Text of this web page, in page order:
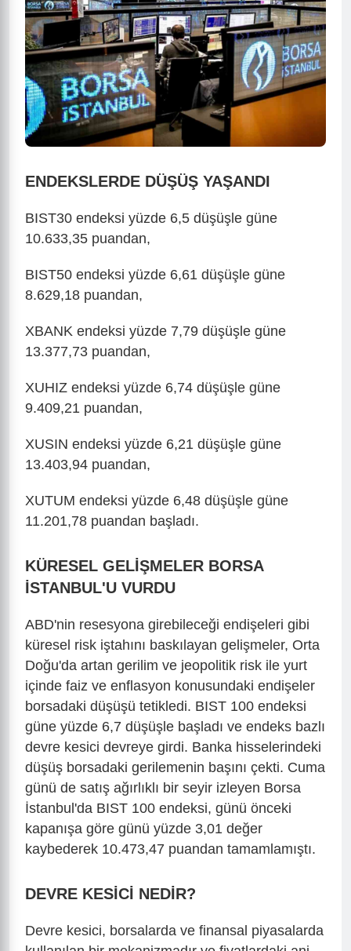
ENDEKSLERDE DÜŞÜŞ YAŞANDI
BIST30 endeksi yüzde 6,5 düşüşle güne
10.633,35 puandan,
BIST50 endeksi yüzde 6,61 düşüşle güne
8.629,18 puandan,
XBANK endeksi yüzde 7,79 düşüşle güne
13.377,73 puandan,
XUHIZ endeksi yüzde 6,74 düşüşle güne
9.409,21 puandan,
XUSIN endeksi yüzde 6,21 düşüşle güne
13.403,94 puandan,
XUTUM endeksi yüzde 6,48 düşüşle güne
11.201,78 puandan başladı.
KÜRESEL GELİŞMELER BORSA
İSTANBUL'U VURDU
ABD'nin resesyona girebileceği endişeleri gibi
küresel risk iştahını baskılayan gelişmeler, Orta
Doğu'da artan gerilim ve jeopolitik risk ile yurt
içinde faiz ve enflasyon konusundaki endişeler
borsadaki düşüşü tetikledi. BIST 100 endeksi
güne yüzde 6,7 düşüşle başladı ve endeks bazlı
devre kesici devreye girdi. Banka hisselerindeki
düşüş borsadaki gerilemenin başını çekti. Cuma
günü de satış ağırlıklı bir seyir izleyen Borsa
İstanbul'da BIST 100 endeksi, günü önceki
kapanışa göre günü yüzde 3,01 değer
kaybederek 10.473,47 puandan tamamlamıştı.
DEVRE KESİCİ NEDİR?
Devre kesici, borsalarda ve finansal piyasalarda